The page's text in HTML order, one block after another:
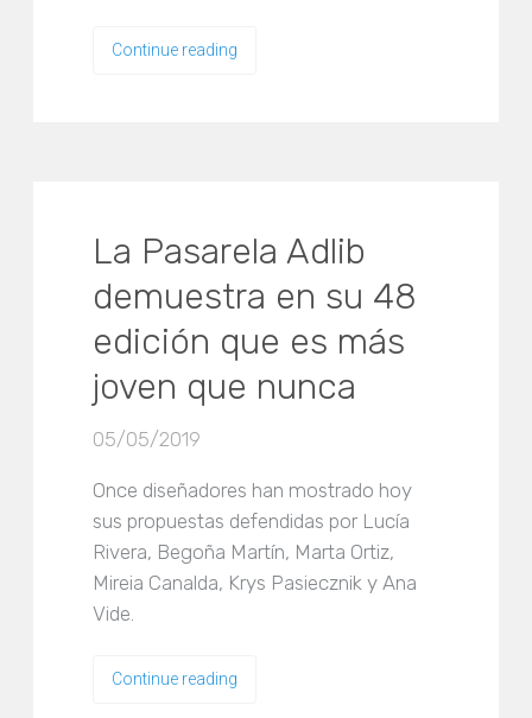
Continue reading
La Pasarela Adlib
demuestra en su 48
edición que es más
joven que nunca
05/05/2019
Once diseñadores han mostrado hoy
sus propuestas defendidas por Lucía
Rivera, Begoña Martín, Marta Ortiz,
Mireia Canalda, Krys Pasiecznik y Ana
Vide.
Continue reading